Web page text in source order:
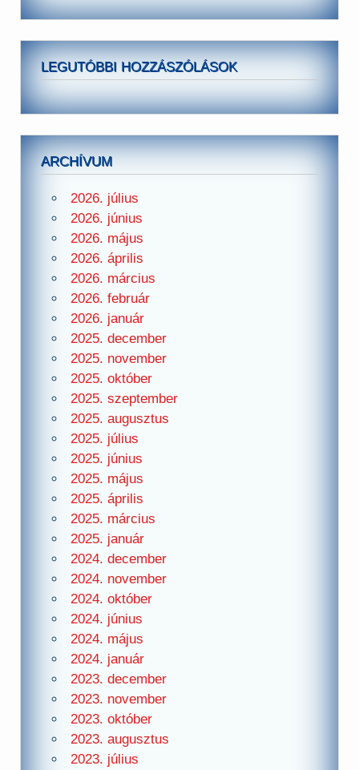
LEGUTÓBBI HOZZÁSZÓLÁSOK
ARCHÍVUM
2026. július
2026. június
2026. május
2026. április
2026. március
2026. február
2026. január
2025. december
2025. november
2025. október
2025. szeptember
2025. augusztus
2025. július
2025. június
2025. május
2025. április
2025. március
2025. január
2024. december
2024. november
2024. október
2024. június
2024. május
2024. január
2023. december
2023. november
2023. október
2023. augusztus
2023. július